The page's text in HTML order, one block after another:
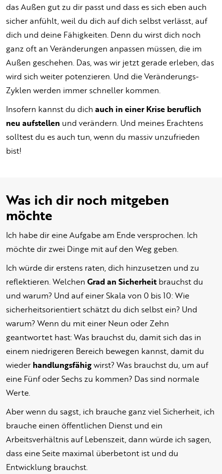
das Außen gut zu dir passt und dass es sich eben auch
sicher anfühlt, weil du dich auf dich selbst verlässt, auf
dich und deine Fähigkeiten. Denn du wirst dich noch
ganz oft an Veränderungen anpassen müssen, die im
Außen geschehen. Das, was wir jetzt gerade erleben, das
wird sich weiter potenzieren. Und die Veränderungs-
Zyklen werden immer schneller kommen.
Insofern kannst du dich auch in einer Krise beruflich
neu aufstellen und verändern. Und meines Erachtens
solltest du es auch tun, wenn du massiv unzufrieden
bist!
Was ich dir noch mitgeben
möchte
Ich habe dir eine Aufgabe am Ende versprochen. Ich
möchte dir zwei Dinge mit auf den Weg geben.
Ich würde dir erstens raten, dich hinzusetzen und zu
reflektieren. Welchen Grad an Sicherheit brauchst du
und warum? Und auf einer Skala von 0 bis 10: Wie
sicherheitsorientiert schätzt du dich selbst ein? Und
warum? Wenn du mit einer Neun oder Zehn
geantwortet hast: Was brauchst du, damit sich das in
einem niedrigeren Bereich bewegen kannst, damit du
wieder handlungsfähigwirst? Was brauchst du, um auf
eine Fünf oder Sechs zu kommen? Das sind normale
Werte.
Aber wenn du sagst, ich brauche ganz viel Sicherheit, ich
brauche einen öffentlichen Dienst und ein
Arbeitsverhältnis auf Lebenszeit, dann würde ich sagen,
dass eine Seite maximal überbetont ist und du
Entwicklung brauchst.